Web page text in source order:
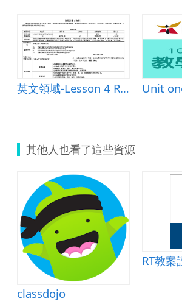
英文領域-Lesson 4 Reading &ndash; My School
其他人也看了這些資源
classdojo
RT教案